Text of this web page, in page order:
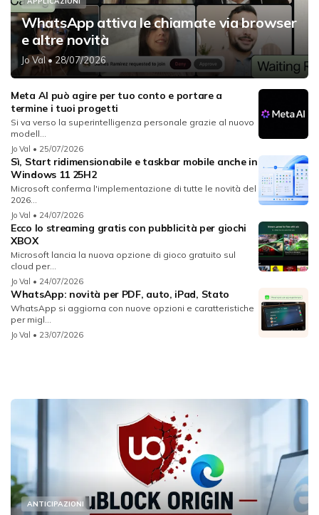
WhatsApp attiva le chiamate via browser
e altre novità
Jo Val• 28/07/2026
Meta AI può agire per tuo conto e portare a
termine i tuoi progetti
Si va verso la superintelligenza personale grazie al nuovo
modell...
Jo Val • 25/07/2026
Sì, Start ridimensionabile e taskbar mobile anche in
Windows 11 25H2
Microsoft conferma l'implementazione di tutte le novità del
2026...
Jo Val • 24/07/2026
Ecco lo streaming gratis con pubblicità per giochi
XBOX
Microsoft lancia la nuova opzione di gioco gratuito sul
cloud per...
Jo Val • 24/07/2026
WhatsApp: novità per PDF, auto, iPad, Stato
WhatsApp si aggiorna con nuove opzioni e caratteristiche
per migl...
Jo Val • 23/07/2026
ANTICIPAZIONI